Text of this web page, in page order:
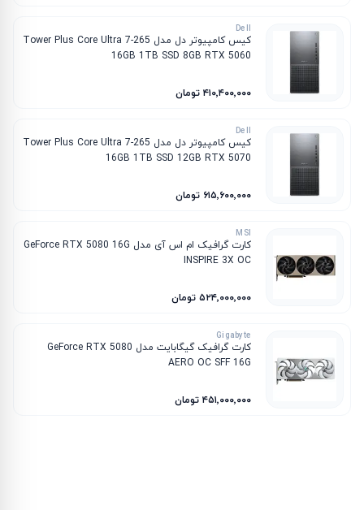
Dell
کیس کامپیوتر دل مدل Tower Plus Core Ultra 7-265
16GB 1TB SSD 8GB RTX 5060
۴۱۰٬۴۰۰٬۰۰۰ تومان
Dell
کیس کامپیوتر دل مدل Tower Plus Core Ultra 7-265
16GB 1TB SSD 12GB RTX 5070
۶۱۵٬۶۰۰٬۰۰۰ تومان
MSI
کارت گرافیک ام‌ اس‌ آی مدل GeForce RTX 5080 16G
INSPIRE 3X OC
۵۲۴٬۰۰۰٬۰۰۰ تومان
Gigabyte
کارت گرافیک گیگابایت مدل GeForce RTX 5080
AERO OC SFF 16G
۴۵۱٬۰۰۰٬۰۰۰ تومان